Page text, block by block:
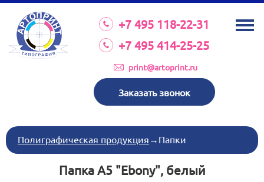
+7 495 118-22-31
+7 495 414-25-25
print@artoprint.ru
Заказать звонок
О КОМПАНИИ
УСЛУГИ
КАТАЛОГ
ТРЕБОВАНИЯ К МАКЕТАМ
НОВОСТИ
ИНВЕСТИЦИИ
Полиграфическая продукция → Папки
Папка A5 "Ebony", белый